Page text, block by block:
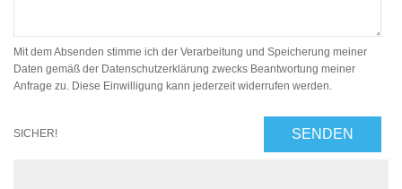
Mit dem Absenden stimme ich der Verarbeitung und Speicherung meiner
Daten gemäß der Datenschutzerklärung zwecks Beantwortung meiner
Anfrage zu. Diese Einwilligung kann jederzeit widerrufen werden.
SICHER! SENDEN